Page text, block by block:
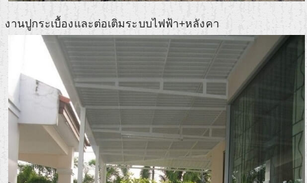
งานปูกระเบื้องและต่อเติมระบบไฟฟ้า+หลังคา